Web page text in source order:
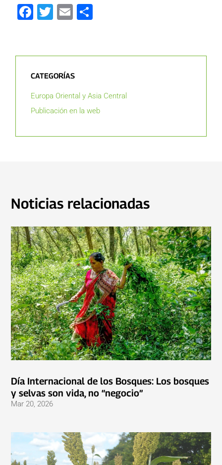
Facebook
Twitter
Email
CATEGORÍAS
Europa Oriental y Asia Central
Publicación en la web
Noticias relacionadas
Día Internacional de los Bosques: Los bosques
y selvas son vida, no “negocio”
Mar 20, 2026